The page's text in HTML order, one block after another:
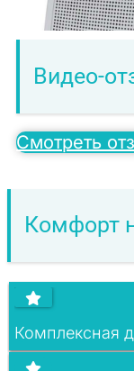
Видео-
Смотреть
Комфорт
Комплексная